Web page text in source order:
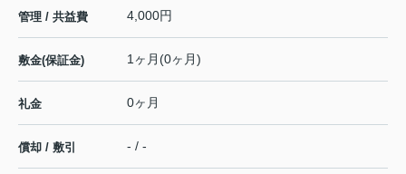
管理 / 共益費 4,000円
敷金(保証金) 1ヶ月(0ヶ月)
礼金 0ヶ月
償却 / 敷引 - / -